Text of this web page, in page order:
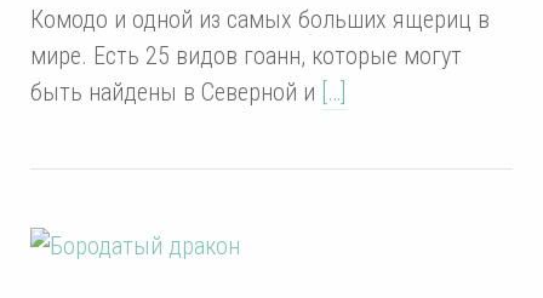
Комодо и одной из самых больших ящериц в
мире. Есть 25 видов гоанн, которые могут
быть найдены в Северной и […]